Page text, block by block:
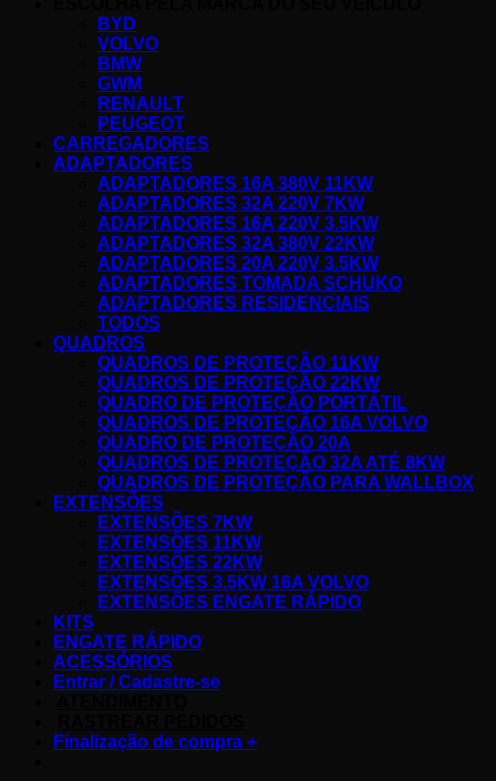
BYD
VOLVO
BMW
GWM
RENAULT
PEUGEOT
CARREGADORES
ADAPTADORES
ADAPTADORES 16A ​380V 11KW
ADAPTADORES 32A ​220V 7KW
ADAPTADORES 16A ​220V 3.5KW
ADAPTADORES 32A ​380V 22KW
ADAPTADORES 20A ​220V 3.5KW
ADAPTADORES ​TOMADA SCHUKO
ADAPTADORES RESIDENCIAIS
TODOS
QUADROS
QUADROS DE ​PROTEÇÃO 11KW
QUADROS DE ​PROTEÇÃO 22KW
QUADRO DE PROTEÇÃO PORTÁTIL
QUADROS DE PROTEÇÃO 16A VOLVO
QUADRO DE PROTEÇÃO 20A
QUADROS DE ​PROTEÇÃO 32A ATÉ 8KW
QUADROS DE PROTEÇÃO PARA WALLBOX
EXTENSÕES
EXTENSÕES 7KW
EXTENSÕES 11KW
EXTENSÕES 22KW
EXTENSÕES 3.5KW 16A VOLVO
EXTENSÕES ENGATE RÁPIDO
KITS
ENGATE RÁPIDO
ACESSÓRIOS
Entrar / Cadastre-se
Finalização de compra +